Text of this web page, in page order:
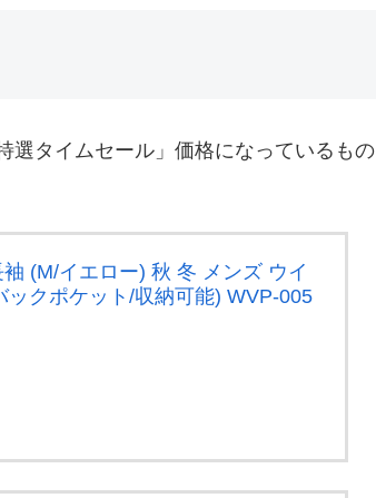
選タイムセール」価格になっているもの
(M/イエロー) 秋 冬 メンズ ウイ
クポケット/収納可能) WVP-005